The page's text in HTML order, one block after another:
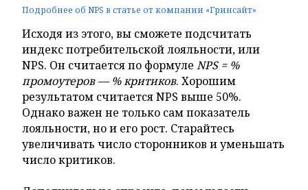
Подробнее об NPS в статье от компании «Гринсайт»
Исходя из этого, вы сможете подсчитать
индекс потребительской лояльности, или
NPS. Он считается по формуле NPS = %
промоутеров — % критиков. Хорошим
результатом считается NPS выше 50%.
Однако важен не только сам показатель
лояльности, но и его рост. Старайтесь
увеличивать число сторонников и уменьшать
число критиков.